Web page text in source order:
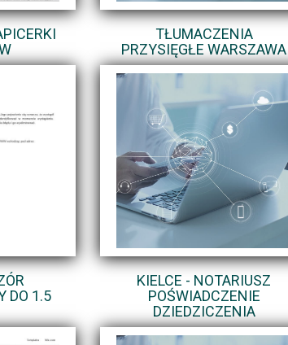
TŁUMACZENIA
PRZYSIĘGŁE WARSZAWA
DO 1.5
KIELCE - NOTARIUSZ
POŚWIADCZENIE
DZIEDZICZENIA